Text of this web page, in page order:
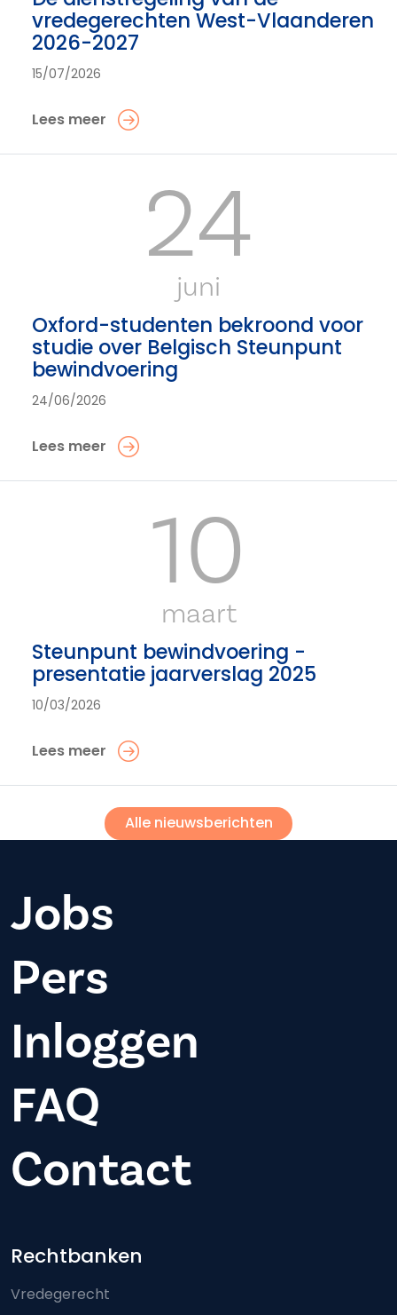
vredegerechten West-Vlaanderen
2026-2027
15/07/2026
Lees meer
24
juni
Oxford-studenten bekroond voor
studie over Belgisch Steunpunt
bewindvoering
24/06/2026
Lees meer
10
maart
Steunpunt bewindvoering -
presentatie jaarverslag 2025
10/03/2026
Lees meer
Alle nieuwsberichten
Jobs
Pers
Inloggen
FAQ
Contact
Footer-menu
Rechtbanken
Vredegerecht